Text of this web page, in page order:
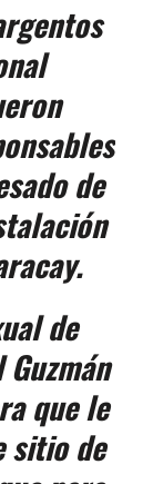
de
de
que le
sitio de